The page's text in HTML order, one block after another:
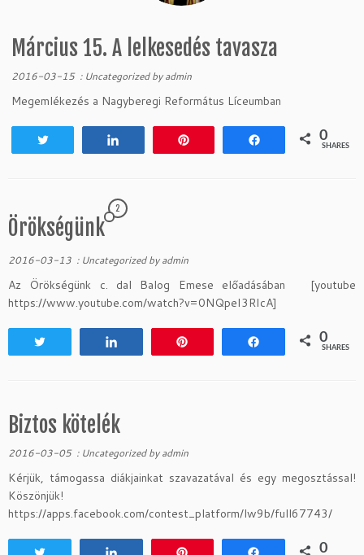
Március 15. A lelkesedés tavasza
2016-03-15: Uncategorizedbyadmin
Megemlékezés a Nagyberegi Református Líceumban
0
SHARES
Örökségünk
2
2016-03-13 : Uncategorizedbyadmin
Az Örökségünk c. dal Balog Emese előadásában [youtube
https://www.youtube.com/watch?v=0NQpeI3RIcA]
0
SHARES
Biztos kötelék
2016-03-05: Uncategorizedbyadmin
Kérjük, támogassa diákjainkat szavazatával és egy megosztással!
Köszönjük!
https://apps.facebook.com/contest_platform/lw9b/full67743/
0